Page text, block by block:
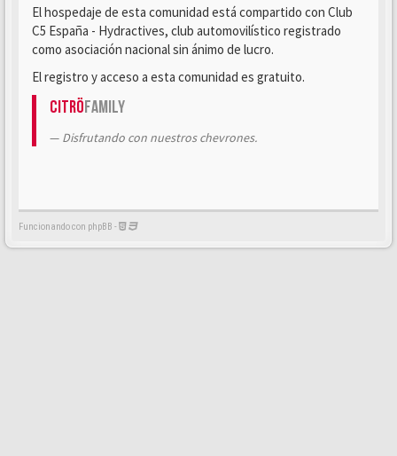
El hospedaje de esta comunidad está compartido con Club
C5 España - Hydractives, club automovilístico registrado
como asociación nacional sin ánimo de lucro.
El registro y acceso a esta comunidad es gratuito.
CitröFamily
Disfrutando con nuestros chevrones.
Funcionando con phpBB -